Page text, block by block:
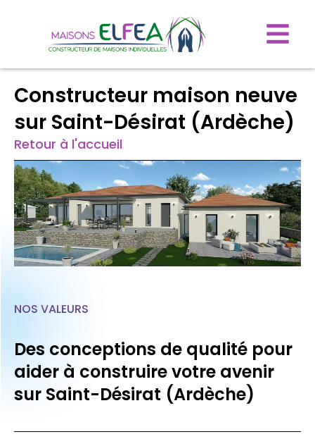
Constructeur maison neuve
sur Saint-Désirat (Ardèche)
Retour à l'accueil
NOS VALEURS
Des conceptions de qualité pour
aider à construire votre avenir
sur Saint-Désirat (Ardèche)